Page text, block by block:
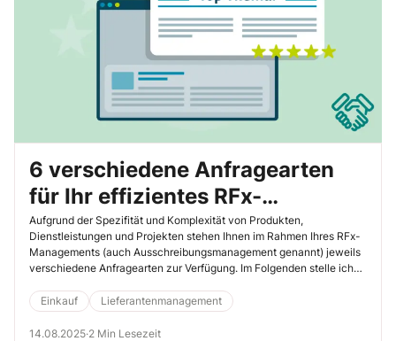
6 verschiedene Anfragearten
für Ihr effizientes RFx-
Management im Einkauf
Aufgrund der Spezifität und Komplexität von Produkten,
Dienstleistungen und Projekten stehen Ihnen im Rahmen Ihres RFx-
Managements (auch Ausschreibungsmanagement genannt) jeweils
verschiedene Anfragearten zur Verfügung. Im Folgenden stelle ich
Einkauf
Lieferantenmanagement
14.08.2025·2 Min Lesezeit